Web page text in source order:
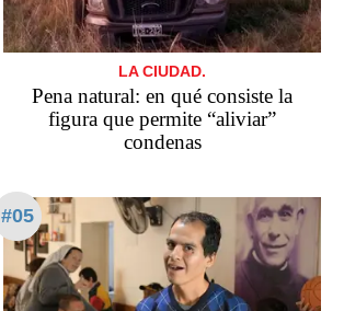
LA CIUDAD.
Pena natural: en qué consiste la
figura que permite “aliviar”
condenas
#05